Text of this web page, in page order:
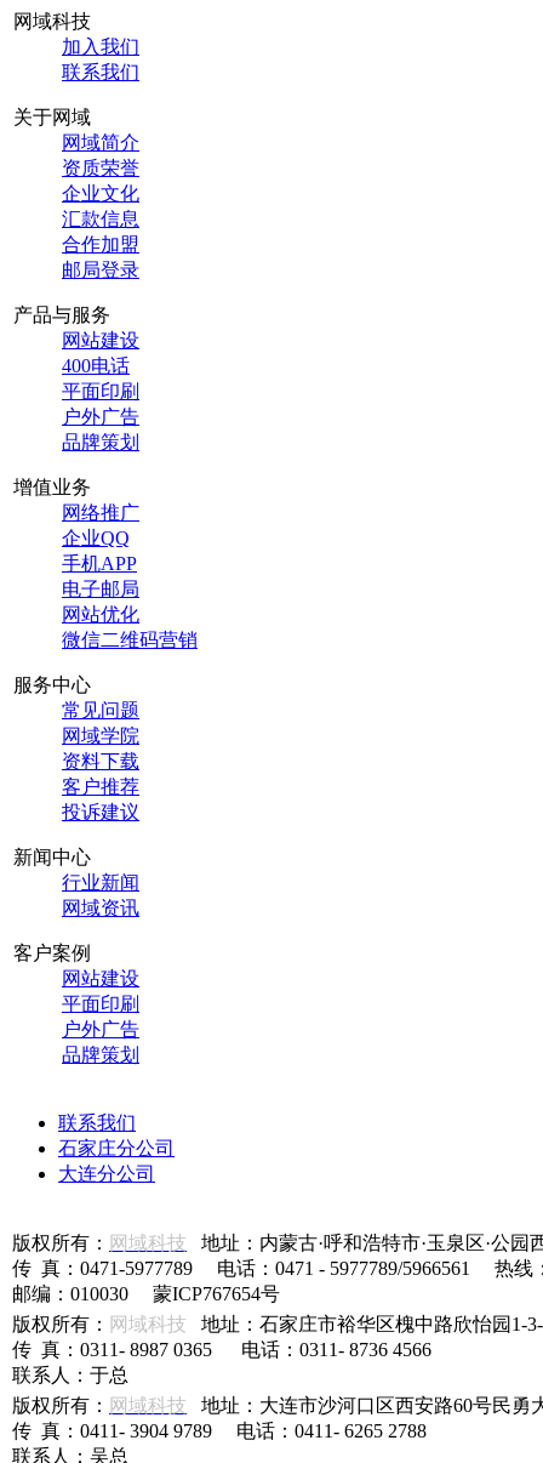
网域科技
加入我们
联系我们
关于网域
网域简介
资质荣誉
企业文化
汇款信息
合作加盟
邮局登录
产品与服务
网站建设
400电话
平面印刷
户外广告
品牌策划
增值业务
网络推广
企业QQ
手机APP
电子邮局
网站优化
微信二维码营销
服务中心
常见问题
网域学院
资料下载
客户推荐
投诉建议
新闻中心
行业新闻
网域资讯
客户案例
网站建设
平面印刷
户外广告
品牌策划
联系我们
石家庄分公司
大连分公司
版权所有： 网域科技 地址：内蒙古·呼和浩特市·玉泉区·公园
传 真：0471-5977789 电话：0471 - 5977789/5966561 热线
邮编：010030 蒙ICP767654号
版权所有： 网域科技 地址：石家庄市裕华区槐中路欣怡园1-
传 真：0311- 8987 0365 电话：0311- 8736 4566
联系人：于总
版权所有： 网域科技 地址：大连市沙河口区西安路60号民勇
传 真：0411- 3904 9789 电话：0411- 6265 2788
联系人：吴总